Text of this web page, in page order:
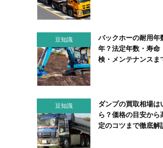
豆知識
バックホーの耐用年
年？法定年数・寿命
検・メンテナンスま
豆知識
ダンプの買取相場は
ら？価格の目安から
定のコツまで徹底解